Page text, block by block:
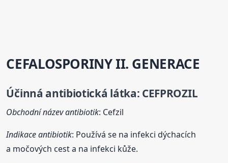
CEFALOSPORINY II. GENERACE
Účinná antibiotická látka: CEFPROZIL
Obchodní název antibiotik: Cefzil
Indikace antibiotik: Používá se na infekci dýchacích
a močových cest a na infekci kůže.